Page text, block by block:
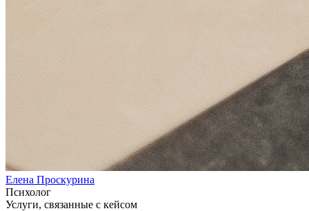
Елена Проскурина
Психолог
Услуги, связанные с кейсом